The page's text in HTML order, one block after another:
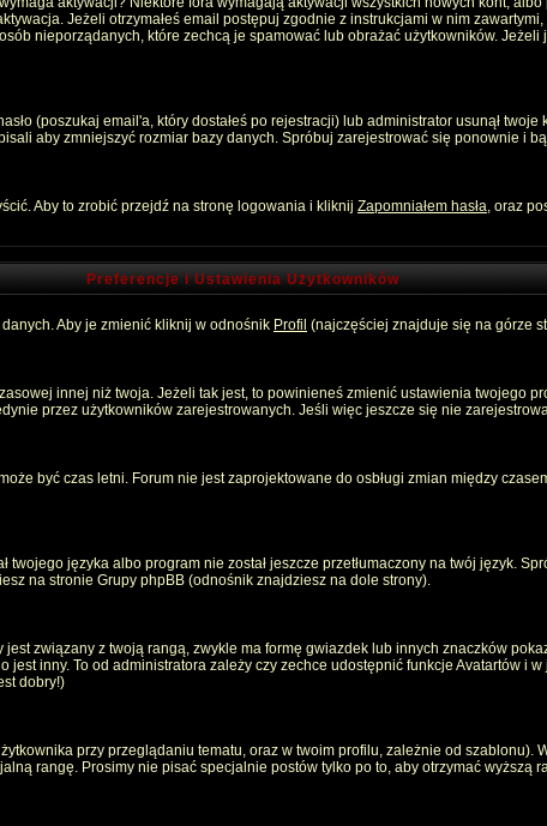
Jeżeli otrzymałeś email postępuj zgodnie z instrukcjami w nim
nieporządanych, które zechcą je spamować lub obrażać użytkowników.
(poszukaj email'a, który dostałeś po rejestracji) lub administrator usunął
aby zmniejszyć rozmiar bazy danych. Spróbuj zarejestrować się ponownie i
Aby to zrobić przejdź na stronę logowania i kliknij Zapomniałem hasła, oraz
Preferencje i Ustawienia Użytkowników
Aby je zmienić kliknij w odnośnik Profil (najczęściej znajduje się na górze
innej niż twoja. Jeżeli tak jest, to powinieneś zmienić ustawienia twojego
przez użytkowników zarejestrowanych. Jeśli więc jeszcze się nie
być czas letni. Forum nie jest zaprojektowane do osbługi zmian między
języka albo program nie został jeszcze przetłumaczony na twój język.
na stronie Grupy phpBB (odnośnik znajdziesz na dole strony).
związany z twoją rangą, zwykle ma formę gwiazdek lub innych znaczków
inny. To od administratora zależy czy zechce udostępnić funkcje Avatartów i
dobry!)
przy przeglądaniu tematu, oraz w twoim profilu, zależnie od szablonu).
rangę. Prosimy nie pisać specjalnie postów tylko po to, aby otrzymać